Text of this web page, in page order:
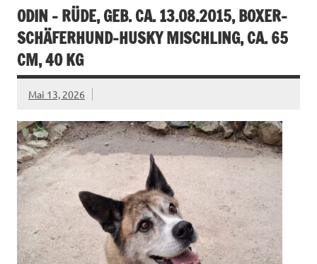
ODIN – RÜDE, GEB. CA. 13.08.2015, BOXER-
SCHÄFERHUND-HUSKY MISCHLING, CA. 65
CM, 40 KG
Mai 13, 2026